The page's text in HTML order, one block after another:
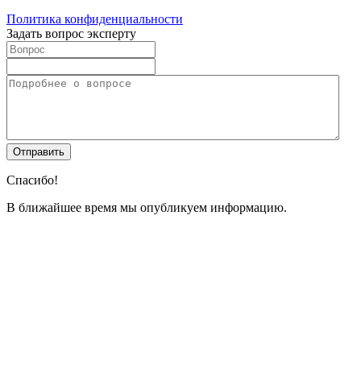
Политика конфиденциальности
Задать вопрос эксперту
Спасибо!
В ближайшее время мы опубликуем информацию.